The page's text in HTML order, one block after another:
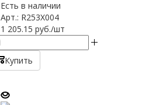
Есть в наличии
Арт.: R253X004
1 205.15 руб./шт
Купить